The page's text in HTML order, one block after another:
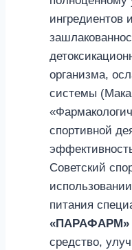
ингредиентов
организма,
системы
спортивной
Советский
питания
«ПАРАФАРМ»
средство,